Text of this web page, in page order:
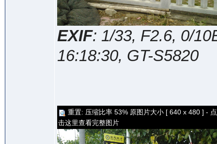
EXIF: 1/33, F2.6, 0/
16:18:30, GT-S5820
重置: 压缩比率 53% 原图片大小 [ 640 x 480 ] - 点
击这里查看完整图片